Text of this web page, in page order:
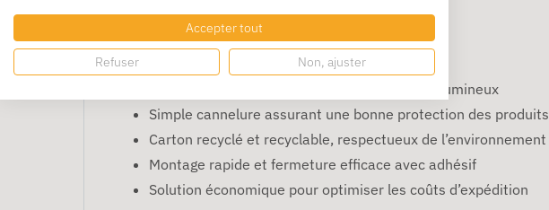
Couleur
Kraft brun
Avantages
Format compact idéal pour les envois peu volumineux
Simple cannelure assurant une bonne protection des produits
Carton recyclé et recyclable, respectueux de l’environnement
Montage rapide et fermeture efficace avec adhésif
Solution économique pour optimiser les coûts d’expédition
Accepter tout
Refuser Non, ajuster